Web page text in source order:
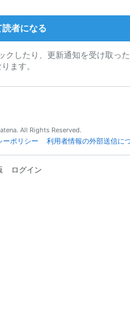
者になる
したり、更新通知を受け取っ
ます。
All Rights Reserved.
ーポリシー 利用者情報の外部送信に
ログイン